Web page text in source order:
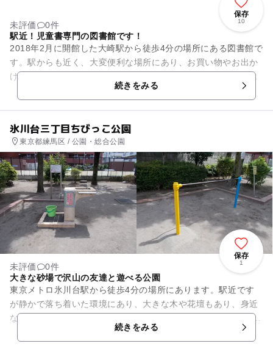
保存
10
未評価
0件
駅近！児童書専門の図書館です！
2018年2月に開館した大崎駅から徒歩4分の場所にある図書館で
す。駅からも近く、大変便利な場所にあり、お買い物やお出か
けの際に駅に立ち寄った際にも図書館に寄ることができます。
続きをみる
氷川台三丁目ちびっこ公園
東京都練馬区 / 公園・総合公園
保存
1
未評価
0件
大きな砂場で沢山の友達と遊べる公園
東京メトロ氷川台駅から徒歩4分の場所にあります。駅近です
が静かで落ち着いた環境にあり、大きな木や花壇もあり、身近
な自然とも触れ合えるスポット。 大きな砂場があり、大人数で
続きをみる